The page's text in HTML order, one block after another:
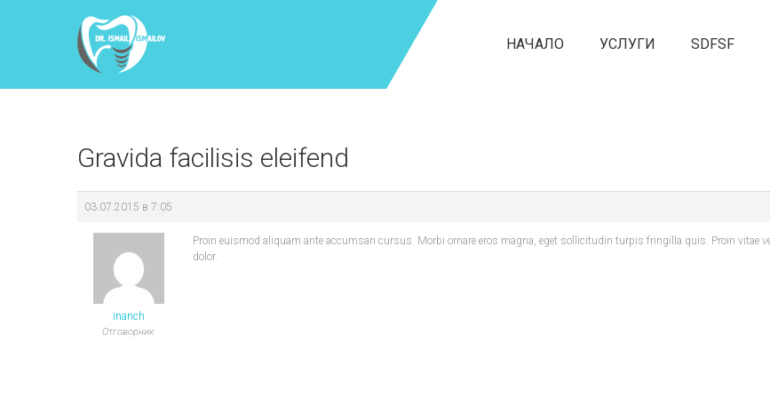
НАЧАЛО УСЛУГИ SDFSF
Gravida facilisis eleifend
03.07.2015 в 7:05
inanch
Отговорник
Proin euismod aliquam ante accumsan cursus. Morbi ornare eros magna, eget sollicitudin turpis fringilla quis. Proin vitae
dolor.